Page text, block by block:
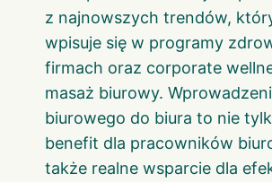
z najnowszych trendów,
wpisuje się w programy
firmach oraz corporate
masaż biurowy.
biurowego do biura to nie
benefit dla pracowników
także realne wsparcie dla